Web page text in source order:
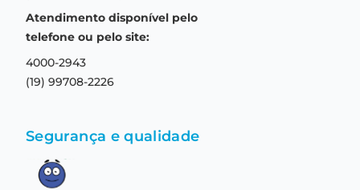
Aviso de privacidade
Termos e condições de uso
Central de relacionamento
Atendimento disponível pelo
telefone ou pelo site:
4000-2943
(19) 99708-2226
Segurança e qualidade